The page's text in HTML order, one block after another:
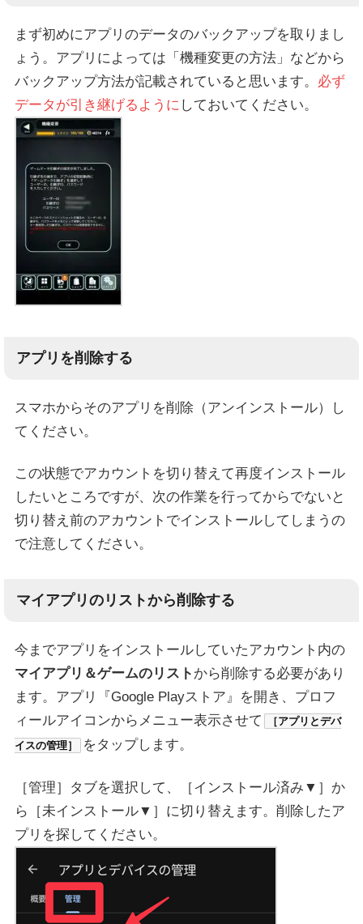
まず初めにアプリのデータのバックアップを取りまし
ょう。アプリによっては「機種変更の方法」などから
バックアップ方法が記載されていると思います。 必ず
データが引き継げるように しておいてください。
アプリを削除する
スマホからそのアプリを削除（アンインストール）し
てください。
この状態でアカウントを切り替えて再度インストール
したいところですが、次の作業を行ってからでないと
切り替え前のアカウントでインストールしてしまうの
で注意してください。
マイアプリのリストから削除する
今までアプリをインストールしていたアカウント内の
マイアプリ＆ゲームのリスト から削除する必要があり
ます。アプリ『Google Playストア』を開き、プロフ
ィールアイコンからメニュー表示させて
［アプリとデバ
イスの管理］
をタップします。
［管理］タブを選択して、［インストール済み▼］か
ら［未インストール▼］に切り替えます。削除したア
プリを探してください。